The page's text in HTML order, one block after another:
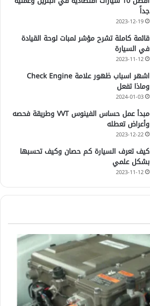
جداً
2023-12-19
قائمة كاملة تشرح مؤشر لمبات لوحة القيادة
في السيارة
2023-11-12
اشهر اسباب ظهور علامة Check Engine
وماذا تفعل
2024-01-03
مبدأ عمل حساس الفينوس VVT وطريقة فحصه
وأعراض تعطله
2023-12-22
كيف تعرف السيارة كم حصان وكيف تحسبها
بشكل علمي
2023-11-12